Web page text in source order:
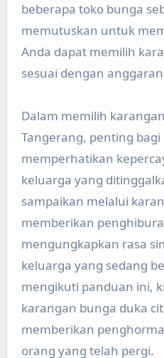
beberapa toko bunga
memutuskan untuk
Anda dapat memilih
sesuai dengan anggaran
Dalam memilih
Tangerang, penting
memperhatikan
keluarga yang
sampaikan melalui
memberikan
mengungkapkan rasa
keluarga yang sedang
mengikuti panduan ini,
karangan bunga duka
memberikan
orang yang telah pergi.